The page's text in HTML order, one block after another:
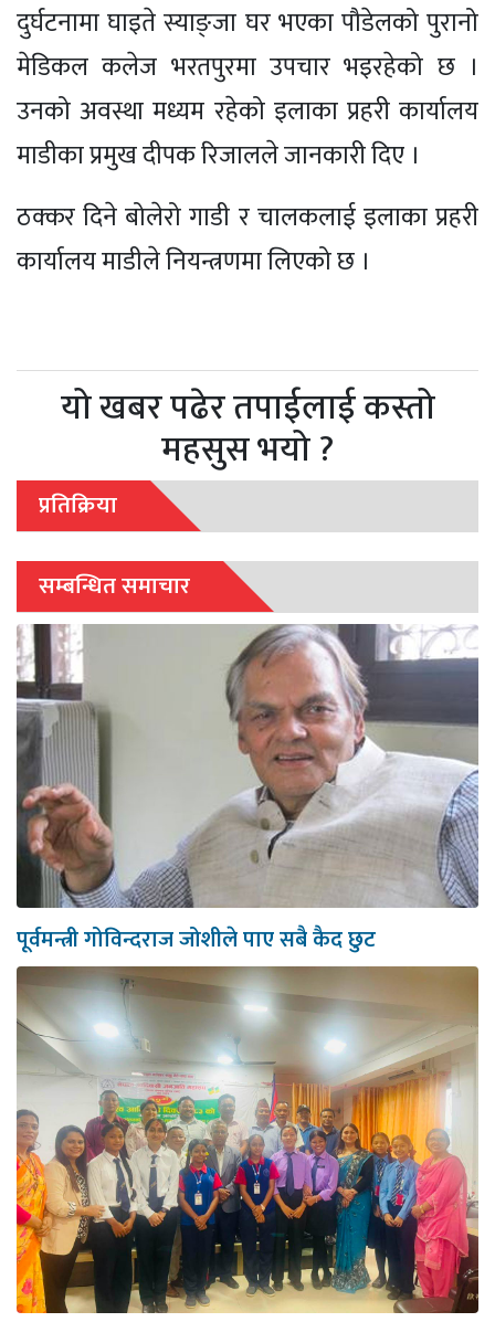
दुर्घटनामा घाइते स्याङ्जा घर भएका पौडेलको पुरानो
मेडिकल कलेज भरतपुरमा उपचार भइरहेको छ ।
उनको अवस्था मध्यम रहेको इलाका प्रहरी कार्यालय
माडीका प्रमुख दीपक रिजालले जानकारी दिए ।
ठक्कर दिने बोलेरो गाडी र चालकलाई इलाका प्रहरी
कार्यालय माडीले नियन्त्रणमा लिएको छ ।
यो खबर पढेर तपाईलाई कस्तो
महसुस भयो ?
प्रतिक्रिया
सम्बन्धित समाचार
पूर्वमन्त्री गोविन्दराज जोशीले पाए सबै कैद छुट